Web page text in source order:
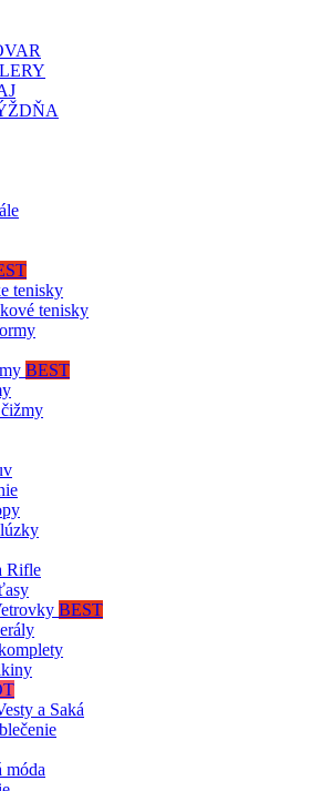
tenisky
tenisky
BEST
Rifle
BEST
a Saká
móda